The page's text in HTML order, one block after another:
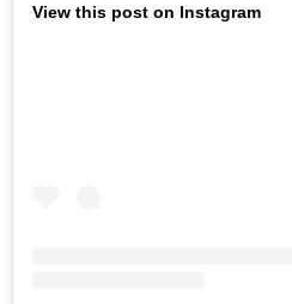
View this post on Instagram